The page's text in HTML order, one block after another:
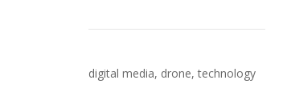
digital media, drone,technology